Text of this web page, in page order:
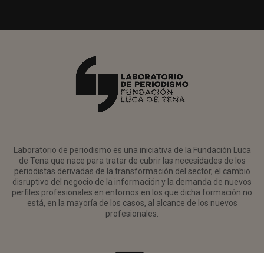
Laboratorio de periodismo es una iniciativa de la Fundación Luca
de Tena que nace para tratar de cubrir las necesidades de los
periodistas derivadas de la transformación del sector, el cambio
disruptivo del negocio de la información y la demanda de nuevos
perfiles profesionales en entornos en los que dicha formación no
está, en la mayoría de los casos, al alcance de los nuevos
profesionales.